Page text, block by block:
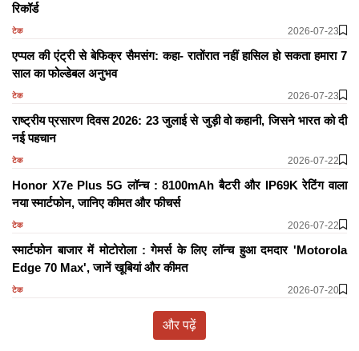
रिकॉर्ड
टेक 2026-07-23
एप्पल की एंट्री से बेफिक्र सैमसंग: कहा- रातोंरात नहीं हासिल हो सकता हमारा 7
साल का फोल्डेबल अनुभव
टेक 2026-07-23
राष्ट्रीय प्रसारण दिवस 2026: 23 जुलाई से जुड़ी वो कहानी, जिसने भारत को दी
नई पहचान
टेक 2026-07-22
Honor X7e Plus 5G लॉन्च : 8100mAh बैटरी और IP69K रेटिंग वाला
नया स्मार्टफोन, जानिए कीमत और फीचर्स
टेक 2026-07-22
स्मार्टफोन बाजार में मोटोरोला : गेमर्स के लिए लॉन्च हुआ दमदार 'Motorola
Edge 70 Max', जानें खूबियां और कीमत
टेक 2026-07-20
और पढ़ें